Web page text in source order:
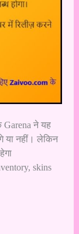
Garena ने यह
या नहीं। लेकिन
skins